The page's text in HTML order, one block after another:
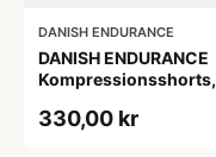
DANISH ENDURANCE
DANISH ENDURANCE
Kompressionsshorts,
330,00 kr